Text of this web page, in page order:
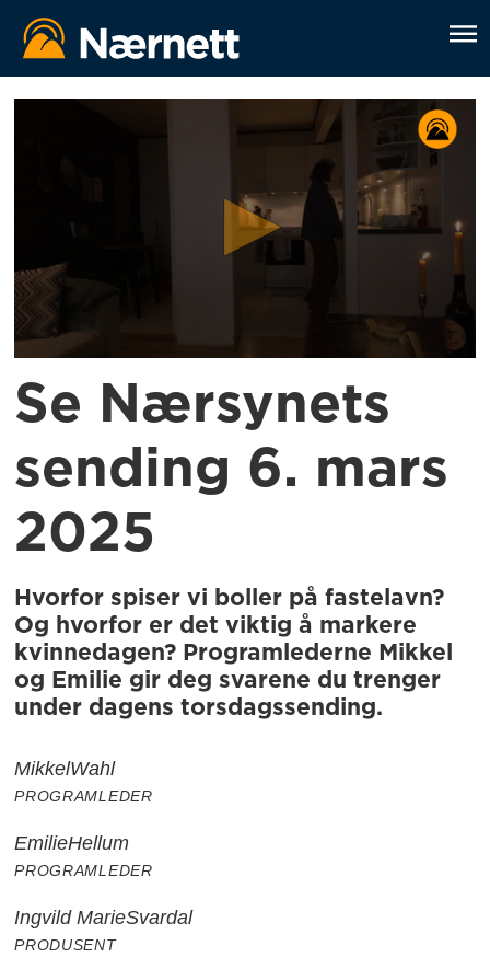
Se Nærsynets
sending 6. mars
2025
Hvorfor spiser vi boller på fastelavn?
Og hvorfor er det viktig å markere
kvinnedagen? Programlederne Mikkel
og Emilie gir deg svarene du trenger
under dagens torsdagssending.
MikkelWahl
PROGRAMLEDER
EmilieHellum
PROGRAMLEDER
Ingvild MarieSvardal
PRODUSENT